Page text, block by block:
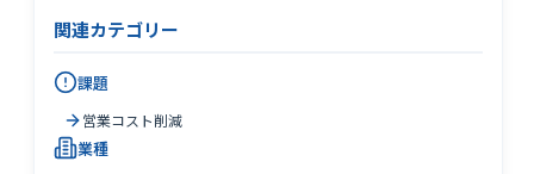
関連カテゴリー
課題
営業コスト削減
業種